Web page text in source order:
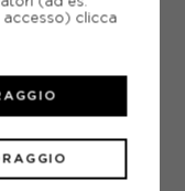
accesso) clicca